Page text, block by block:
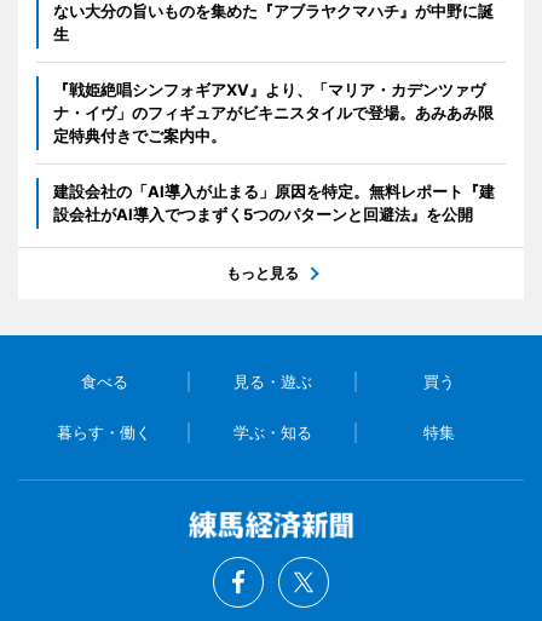
ない大分の旨いものを集めた『アブラヤクマハチ』が中野に誕
生
『戦姫絶唱シンフォギアXV』より、「マリア・カデンツァヴ
ナ・イヴ」のフィギュアがビキニスタイルで登場。あみあみ限
定特典付きでご案内中。
建設会社の「AI導入が止まる」原因を特定。無料レポート『建
設会社がAI導入でつまずく5つのパターンと回避法』を公開
もっと見る
食べる 見る・遊ぶ 買う
暮らす・働く 学ぶ・知る 特集